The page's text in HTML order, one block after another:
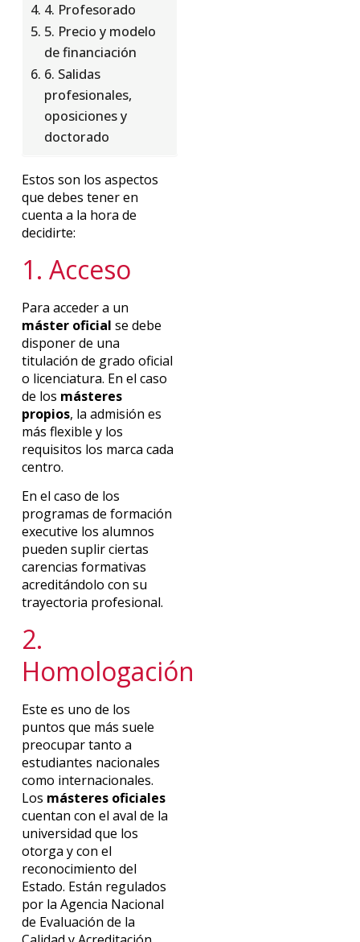
4. Profesorado
5. Precio y modelo
de financiación
6. Salidas
profesionales,
oposiciones y
doctorado
Estos son los aspectos
que debes tener en
cuenta a la hora de
decidirte:
1. Acceso
Para acceder a un
máster oficial se debe
disponer de una
titulación de grado oficial
o licenciatura. En el caso
de los másteres
propios, la admisión es
más flexible y los
requisitos los marca cada
centro.
En el caso de los
programas de formación
executive los alumnos
pueden suplir ciertas
carencias formativas
acreditándolo con su
trayectoria profesional.
2.
Homologación
Este es uno de los
puntos que más suele
preocupar tanto a
estudiantes nacionales
como internacionales.
Los másteres oficiales
cuentan con el aval de la
universidad que los
otorga y con el
reconocimiento del
Estado. Están regulados
por la Agencia Nacional
de Evaluación de la